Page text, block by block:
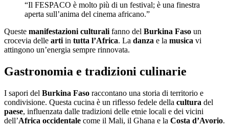
“Il FESPACO è molto più di un festival; è una finestra
aperta sull’anima del cinema africano.”
Queste manifestazioni culturali fanno del Burkina Faso un
crocevia delle arti in tutta l’Africa. La danza e la musica vi
attingono un’energia sempre rinnovata.
Gastronomia e tradizioni culinarie
I sapori del Burkina Faso raccontano una storia di territorio e
condivisione. Questa cucina è un riflesso fedele della cultura del
paese, influenzata dalle tradizioni delle etnie locali e dei vicini
dell’Africa occidentale come il Mali, il Ghana e la Costa d’Avorio.